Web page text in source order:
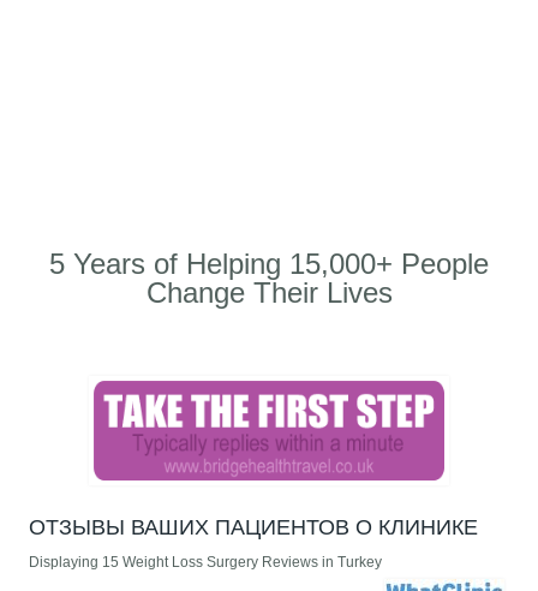
5 Years of Helping 15,000+ People
Change Their Lives
ОТЗЫВЫ ВАШИХ ПАЦИЕНТОВ О КЛИНИКЕ
Displaying 15 Weight Loss Surgery Reviews in Turkey